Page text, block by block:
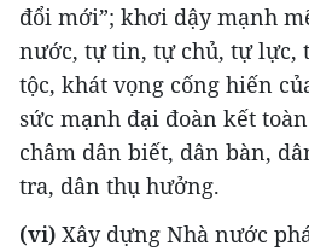
đổi mới”; khơi dậy mạnh
nước, tự tin, tự chủ, tự lực,
tộc, khát vọng cống hiến
sức mạnh đại đoàn kết
châm dân biết, dân bàn,
tra, dân thụ hưởng.
(vi) Xây dựng Nhà nước